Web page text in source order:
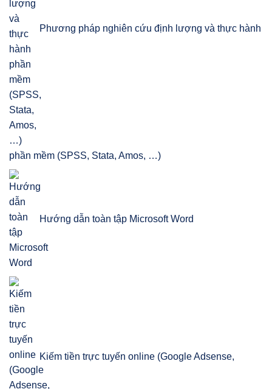
Phương pháp nghiên cứu định lượng và thực hành
phần mềm (SPSS, Stata, Amos, …)
Hướng dẫn toàn tập Microsoft Word
Kiếm tiền trực tuyến online (Google Adsense,